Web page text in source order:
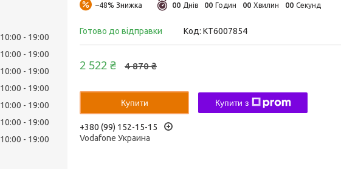
–48% 00 Днів 00 Годин 00 Хвилин 00 Секунд
Готово до відправки Код: KT6007854
4 870 ₴
2 522 ₴
Купити Купити з
+380 (99) 152-15-15
Vodafone Украина
10:00
19:00
10:00
19:00
10:00
19:00
10:00
19:00
10:00
19:00
10:00
19:00
10:00 19:00